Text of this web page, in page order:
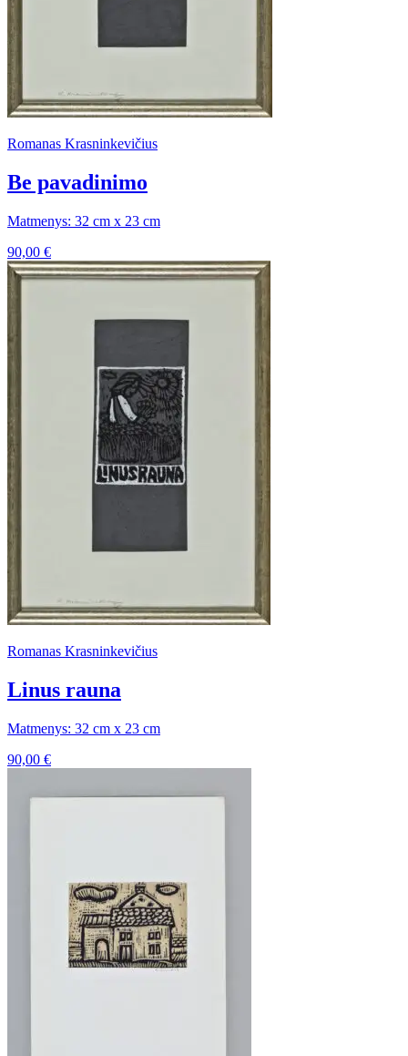
Romanas Krasninkevičius
Be pavadinimo
Matmenys: 32 cm x 23 cm
90,00 €
Romanas Krasninkevičius
Linus rauna
Matmenys: 32 cm x 23 cm
90,00 €